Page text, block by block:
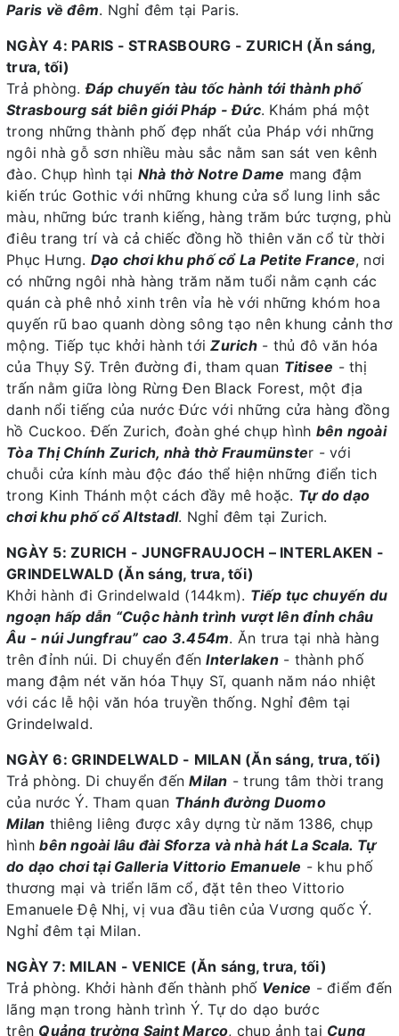
Paris về đêm. Nghỉ đêm tại Paris.
NGÀY 4: PARIS - STRASBOURG - ZURICH (Ăn sáng,
trưa, tối)
Trả phòng.Đáp chuyến tàu tốc hành tới thành phố
Strasbourg sát biên giới Pháp - Đức. Khám phá một
trong những thành phố đẹp nhất của Pháp với những
ngôi nhà gỗ sơn nhiều màu sắc nằm san sát ven kênh
đào. Chụp hình tại Nhà thờ Notre Dame mang đậm
kiến trúc Gothic với những khung cửa sổ lung linh sắc
màu, những bức tranh kiếng, hàng trăm bức tượng, phù
điêu trang trí và cả chiếc đồng hồ thiên văn cổ từ thời
Phục Hưng. Dạo chơi khu phố cổ La Petite France, nơi
có những ngôi nhà hàng trăm năm tuổi nằm cạnh các
quán cà phê nhỏ xinh trên vỉa hè với những khóm hoa
quyến rũ bao quanh dòng sông tạo nên khung cảnh thơ
mộng. Tiếp tục khởi hành tớiZurich- thủ đô văn hóa
của Thụy Sỹ. Trên đường đi, tham quan Titisee - thị
trấn nằm giữa lòng Rừng Đen Black Forest, một địa
danh nổi tiếng của nước Đức với những cửa hàng đồng
hồ Cuckoo. Đến Zurich, đoàn ghé chụp hình bên ngoài
Tòa Thị Chính Zurich, nhà thờ Fraumünster - với
chuỗi cửa kính màu độc đáo thể hiện những điển tich
trong Kinh Thánh một cách đầy mê hoặc. Tự do dạo
chơi khu phố cổ Altstadl. Nghỉ đêm tại Zurich.
NGÀY 5: ZURICH - JUNGFRAUJOCH – INTERLAKEN -
GRINDELWALD (Ăn sáng, trưa, tối)
Khởi hành đi Grindelwald (144km). Tiếp tục chuyến du
ngoạn hấp dẫn “Cuộc hành trình vượt lên đỉnh châu
Âu - núi Jungfrau” cao 3.454m. Ăn trưa tại nhà hàng
trên đỉnh núi. Di chuyển đếnInterlaken- thành phố
mang đậm nét văn hóa Thụy Sĩ, quanh năm náo nhiệt
với các lễ hội văn hóa truyền thống. Nghỉ đêm tại
Grindelwald.
NGÀY 6: GRINDELWALD - MILAN (Ăn sáng, trưa, tối)
Trả phòng. Di chuyển đếnMilan - trung tâm thời trang
của nước Ý. Tham quan Thánh đường Duomo
Milan thiêng liêng được xây dựng từ năm 1386, chụp
hìnhbên ngoài lâu đài Sforza và nhà hát La Scala. Tự
do dạo chơi tại Galleria Vittorio Emanuele - khu phố
thương mại và triển lãm cổ, đặt tên theo Vittorio
Emanuele Đệ Nhị, vị vua đầu tiên của Vương quốc Ý.
Nghỉ đêm tại Milan.
NGÀY 7: MILAN - VENICE (Ăn sáng, trưa, tối)
Trả phòng. Khởi hành đến thành phố Venice - điểm đến
lãng mạn trong hành trình Ý. Tự do dạo bước
trên Quảng trường Saint Marco, chụp ảnh tại Cung